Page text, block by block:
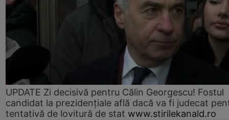
UPDATE Zi decisivă pentru Călin Georgescu! Fostul
candidat la prezidențiale află dacă va fi judecat
tentativă de lovitură de stat www.stirilekanald.ro